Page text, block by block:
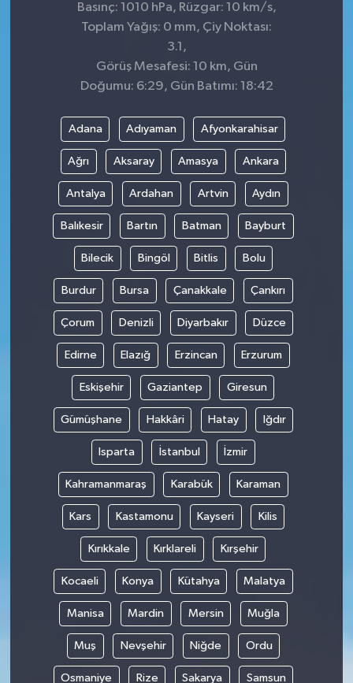
Basınç: 1010 hPa, Rüzgar: 10 km/s,
Toplam Yağış: 0 mm, Çiy Noktası:
3.1,
Görüş Mesafesi: 10 km, Gün
Doğumu: 6:29, Gün Batımı: 18:42
Adana Adıyaman Afyonkarahisar
Ağrı Aksaray Amasya Ankara
Antalya Ardahan Artvin Aydın
Balıkesir Bartın Batman Bayburt
Bilecik Bingöl Bitlis Bolu
Burdur Bursa Çanakkale Çankırı
Çorum Denizli Diyarbakır Düzce
Edirne Elazığ Erzincan Erzurum
Eskişehir Gaziantep Giresun
Gümüşhane Hakkâri Hatay Iğdır
Isparta İstanbul İzmir
Kahramanmaraş Karabük Karaman
Kars Kastamonu Kayseri Kilis
Kırıkkale Kırklareli Kırşehir
Kocaeli Konya Kütahya Malatya
Manisa Mardin Mersin Muğla
Muş Nevşehir Niğde Ordu
Osmaniye Rize Sakarya Samsun